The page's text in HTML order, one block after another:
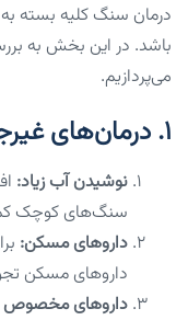
درمان سنگ کلیه بسته
باشد. در این بخش به
می‌پردازیم.
۱. درمان‌های غیرجراحی
نوشیدن آب زیاد:
سنگ‌های کوچک
داروهای مسکن:
داروهای مسکن
داروهای